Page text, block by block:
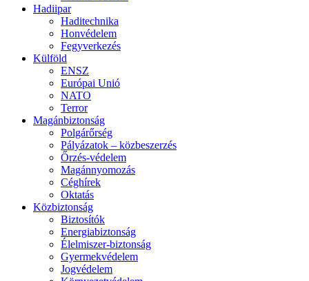
Hadiipar
Haditechnika
Honvédelem
Fegyverkezés
Külföld
ENSZ
Európai Unió
NATO
Terror
Magánbiztonság
Polgárőrség
Pályázatok – közbeszerzés
Őrzés-védelem
Magánnyomozás
Céghírek
Oktatás
Közbiztonság
Biztosítók
Energiabiztonság
Élelmiszer-biztonság
Gyermekvédelem
Jogvédelem